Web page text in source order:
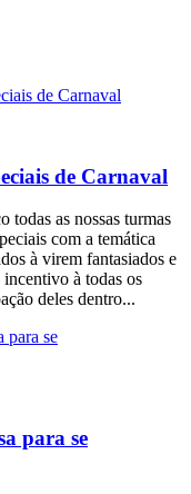
de Carnaval
todas as nossas turmas
com a temática
à virem fantasiados e
à todas os
deles dentro...
para se